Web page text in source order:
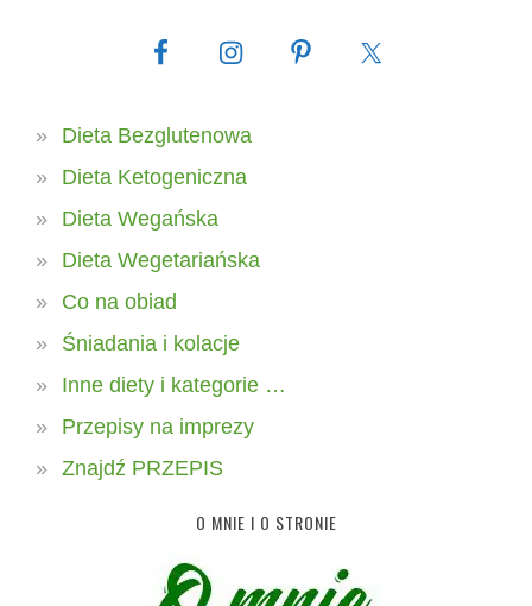
Dieta Bezglutenowa
Dieta Ketogeniczna
Dieta Wegańska
Dieta Wegetariańska
Co na obiad
Śniadania i kolacje
Inne diety i kategorie …
Przepisy na imprezy
Znajdź PRZEPIS
O MNIE I O STRONIE